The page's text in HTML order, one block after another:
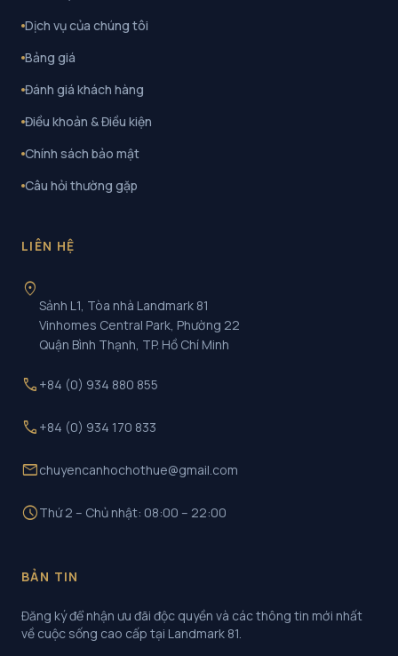
Dịch vụ của chúng tôi
Bảng giá
Đánh giá khách hàng
Điều khoản & Điều kiện
Chính sách bảo mật
Câu hỏi thường gặp
LIÊN HỆ
location_on
Sảnh L1, Tòa nhà Landmark 81
Vinhomes Central Park, Phường 22
Quận Bình Thạnh, TP. Hồ Chí Minh
call +84 (0) 934 880 855
call +84 (0) 934 170 833
mailchuyencanhochothue@gmail.com
scheduleThứ 2 – Chủ nhật: 08:00 – 22:00
BẢN TIN
Đăng ký để nhận ưu đãi độc quyền và các thông tin mới nhất
về cuộc sống cao cấp tại Landmark 81.